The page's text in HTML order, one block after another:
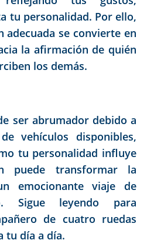
tu personalidad. Por ello,
adecuada se convierte en
la afirmación de quién
los demás.
ser abrumador debido a
vehículos disponibles,
tu personalidad influye
puede transformar la
emocionante viaje de
Sigue leyendo para
de cuatro ruedas
tu día a día.